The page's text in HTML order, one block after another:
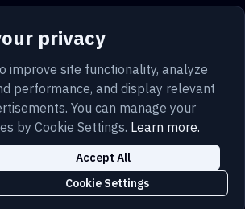
privacy
improve site functionality, analyze
performance, and display relevant
You can manage your
by Cookie Settings. Learn more.
Cookie Settings
Accept All
FedEx
Mail
Yun Express
Australia Post
Mappa del sito
Cookie Impostazioni dei cookie
All Rights Reserved.